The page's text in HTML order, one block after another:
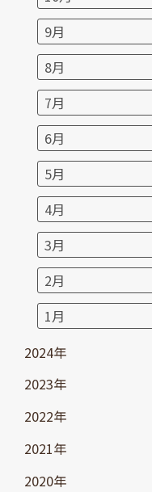
9月
8月
7月
6月
5月
4月
3月
2月
1月
2024年
2023年
2022年
2021年
2020年